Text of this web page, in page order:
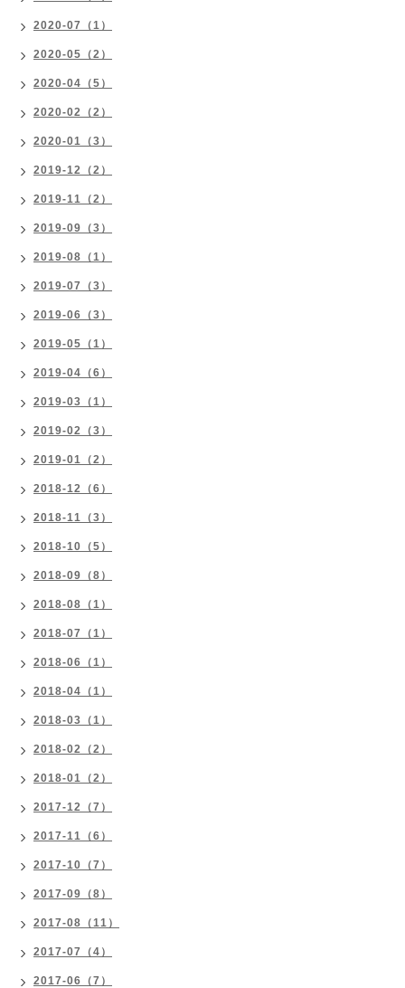
2020-07（1）
2020-05（2）
2020-04（5）
2020-02（2）
2020-01（3）
2019-12（2）
2019-11（2）
2019-09（3）
2019-08（1）
2019-07（3）
2019-06（3）
2019-05（1）
2019-04（6）
2019-03（1）
2019-02（3）
2019-01（2）
2018-12（6）
2018-11（3）
2018-10（5）
2018-09（8）
2018-08（1）
2018-07（1）
2018-06（1）
2018-04（1）
2018-03（1）
2018-02（2）
2018-01（2）
2017-12（7）
2017-11（6）
2017-10（7）
2017-09（8）
2017-08（11）
2017-07（4）
2017-06（7）